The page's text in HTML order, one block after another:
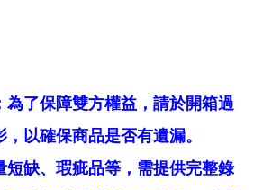
為了保障雙方權益，請於開箱過
以確保商品是否有遺漏。
短缺、瑕疵品等，需提供完整錄